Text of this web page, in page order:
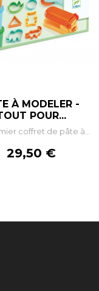
À MODELER -
POUR...
coffret de pâte à...
Prix
29,50 €